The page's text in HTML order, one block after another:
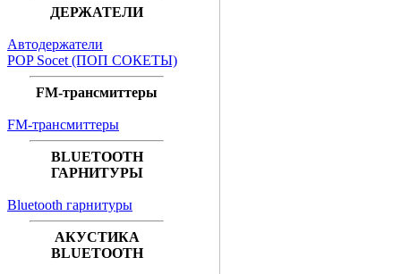
ДЕРЖАТЕЛИ
Автодержатели
POP Socet (ПОП СОКЕТЫ)
FM-трансмиттеры
FM-трансмиттеры
BLUETOOTH
ГАРНИТУРЫ
Bluetooth гарнитуры
АКУСТИКА
BLUETOOTH